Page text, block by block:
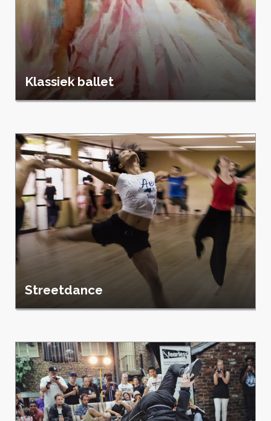
Klassiek ballet
Streetdance